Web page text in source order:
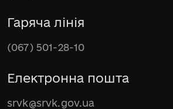
Гаряча лінія
(067) 501-28-10
Електронна пошта
srvk@srvk.gov.ua